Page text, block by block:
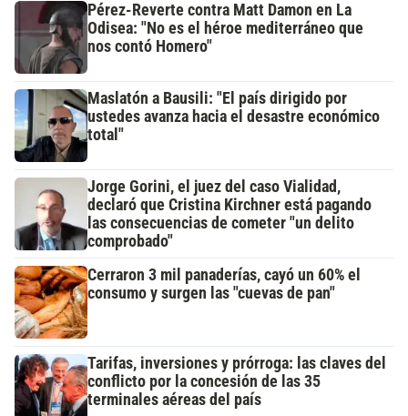
Pérez-Reverte contra Matt Damon en La
Odisea: "No es el héroe mediterráneo que
nos contó Homero"
Maslatón a Bausili: "El país dirigido por
ustedes avanza hacia el desastre económico
total"
Jorge Gorini, el juez del caso Vialidad,
declaró que Cristina Kirchner está pagando
las consecuencias de cometer "un delito
comprobado"
Cerraron 3 mil panaderías, cayó un 60% el
consumo y surgen las "cuevas de pan"
Tarifas, inversiones y prórroga: las claves del
conflicto por la concesión de las 35
terminales aéreas del país